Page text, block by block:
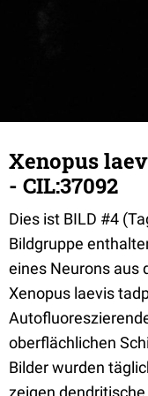
Xenopus
- CIL:37092
Dies ist BILD #4
Bildgruppe
eines Neurons aus
Xenopus laevis
oberflächlichen
Bilder wurden
zeigen